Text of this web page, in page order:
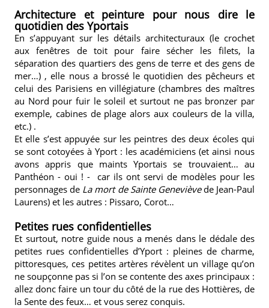
Architecture et peinture pour nous dire le
quotidien des Yportais
En s’appuyant sur les détails architecturaux (le crochet
aux fenêtres de toit pour faire sécher les filets, la
séparation des quartiers des gens de terre et des gens de
mer…) , elle nous a brossé le quotidien des pêcheurs et
celui des Parisiens en villégiature (chambres des maîtres
au Nord pour fuir le soleil et surtout ne pas bronzer par
exemple, cabines de plage alors aux couleurs de la villa,
etc.) .
Et elle s’est appuyée sur les peintres des deux écoles qui
se sont cotoyées à Yport : les académiciens (et ainsi nous
avons appris que maints Yportais se trouvaient… au
Panthéon - oui ! - car ils ont servi de modèles pour les
personnages de La mort de Sainte Genevièvede Jean-Paul
Laurens) et les autres : Pissaro, Corot…
Petites rues confidentielles
Et surtout, notre guide nous a menés dans le dédale des
petites rues confidentielles d’Yport : pleines de charme,
pittoresques, ces petites artères révèlent un village qu’on
ne soupçonne pas si l’on se contente des axes principaux :
allez donc faire un tour du côté de la rue des Hottières, de
la Sente des feux… et vous serez conquis.